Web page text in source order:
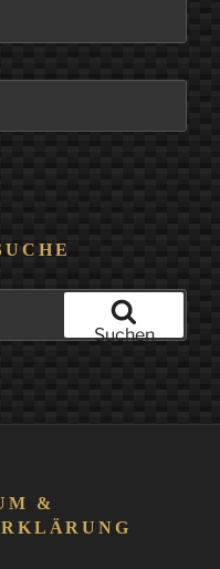
Suchen
&